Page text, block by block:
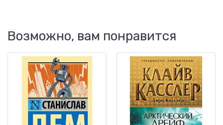
Возможно, вам понравится